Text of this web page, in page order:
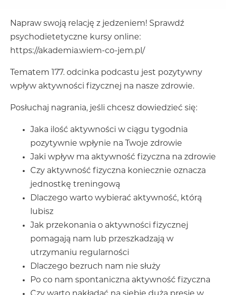
Napraw swoją relację z jedzeniem! Sprawdź
psychodietetyczne kursy online:
https://akademia.wiem-co-jem.pl/
Tematem 177. odcinka podcastu jest pozytywny
wpływ aktywności fizycznej na nasze zdrowie.
Posłuchaj nagrania, jeśli chcesz dowiedzieć się:
Jaka ilość aktywności w ciągu tygodnia
pozytywnie wpłynie na Twoje zdrowie
Jaki wpływ ma aktywność fizyczna na zdrowie
Czy aktywność fizyczna koniecznie oznacza
jednostkę treningową
Dlaczego warto wybierać aktywność, którą
lubisz
Jak przekonania o aktywności fizycznej
pomagają nam lub przeszkadzają w
utrzymaniu regularności
Dlaczego bezruch nam nie służy
Po co nam spontaniczna aktywność fizyczna